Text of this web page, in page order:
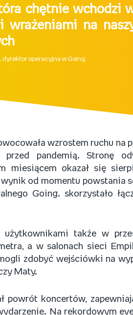
chętnie wchodzi
wrażeniami na
dyrektor operacyjna w Going.
wzrostem ruchu na
pandemią. Stronę
miesiącem okazał się
od momentu powstania
Going. skorzystało
użytkownikami także w
a w salonach sieci
zdobyć wejściówki na
Maty.
powrót koncertów,
Na rekordowym